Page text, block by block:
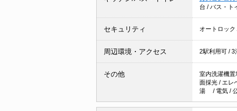
台 /バス・ト
セキュリティ オートロック
周辺環境・アクセス 2駅利用可 /3
その他 室内洗濯機置
面採光 / エレ
湯 / 電気 /